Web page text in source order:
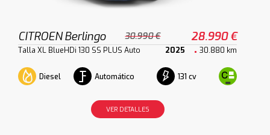
CITROEN Berlingo 30.990 € 28.990 €
Talla XL BlueHDi 130 SS PLUS Auto 2025 30.880 km
Diesel Automático 131 cv
VER DETALLES